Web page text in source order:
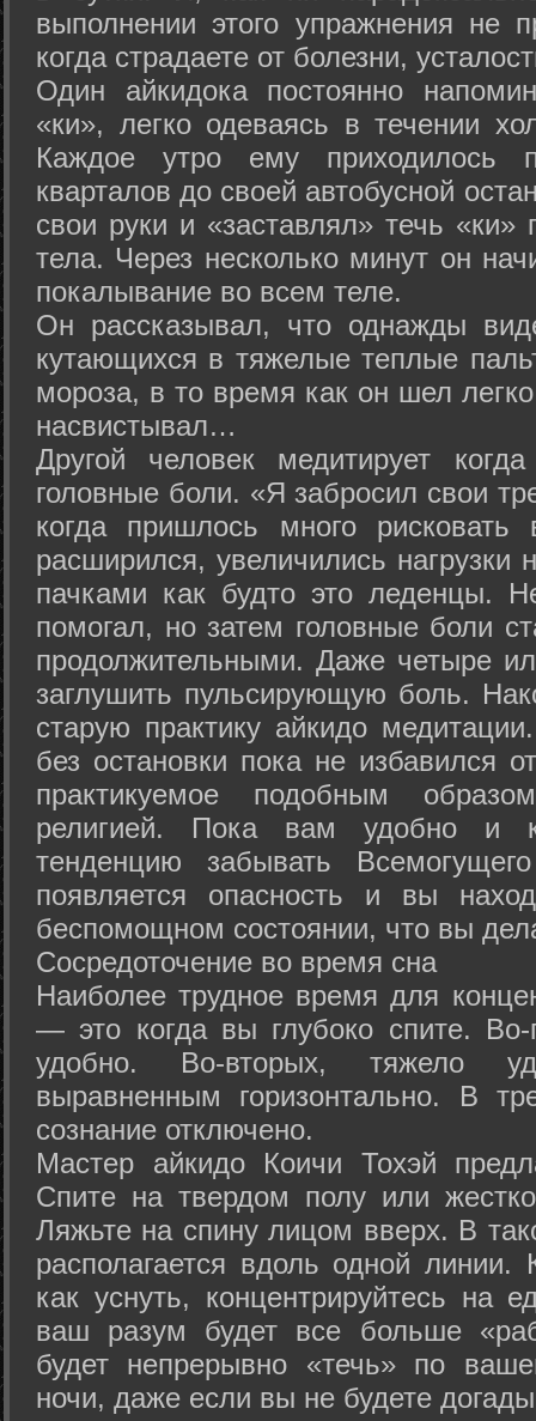
выполнении этого упражнения не
когда страдаете от болезни,
Один айкидока постоянно
«ки», легко одеваясь в течении
Каждое утро ему приходилось
кварталов до своей автобусной
свои руки и «заставлял» течь «ки»
тела. Через несколько минут он
покалывание во всем теле.
Он рассказывал, что однажды
кутающихся в тяжелые теплые
мороза, в то время как он шел
насвистывал…
Другой человек медитирует
головные боли. «Я забросил свои
когда пришлось много
расширился, увеличились нагрузки
пачками как будто это леденцы.
помогал, но затем головные боли
продолжительными. Даже четыре
заглушить пульсирующую боль.
старую практику айкидо
без остановки пока не избавился
практикуемое подобным
религией. Пока вам удобно и
тенденцию забывать
появляется опасность и вы
беспомощном состоянии, что вы
Сосредоточение во время сна
Наиболее трудное время для
— это когда вы глубоко спите.
удобно. Во-вторых, тяжело
выравненным горизонтально. В
сознание отключено.
Мастер айкидо Коичи Тохэй
Спите на твердом полу или
Ляжьте на спину лицом вверх. В
располагается вдоль одной
как уснуть, концентрируйтесь на
ваш разум будет все больше
будет непрерывно «течь» по
ночи, даже если вы не будете